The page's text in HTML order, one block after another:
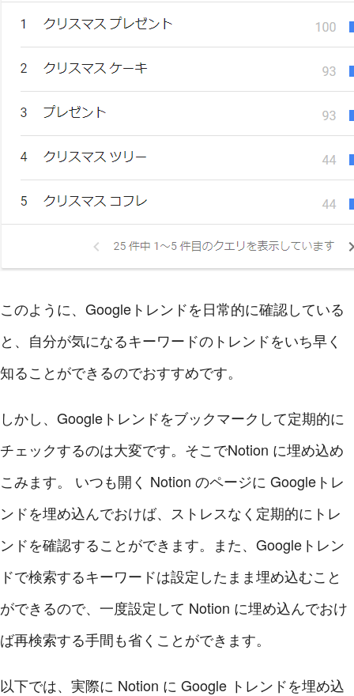
このように、Googleトレンドを日常的に確認している
と、自分が気になるキーワードのトレンドをいち早く
知ることができるのでおすすめです。
しかし、Googleトレンドをブックマークして定期的に
チェックするのは大変です。そこでNotion に埋め込め
こみます。 いつも開く Notion のページに Googleトレ
ンドを埋め込んでおけば、ストレスなく定期的にトレ
ンドを確認することができます。また、Googleトレン
ドで検索するキーワードは設定したまま埋め込むこと
ができるので、一度設定して Notion に埋め込んでおけ
ば再検索する手間も省くことができます。
以下では、実際に Notion に Google トレンドを埋め込